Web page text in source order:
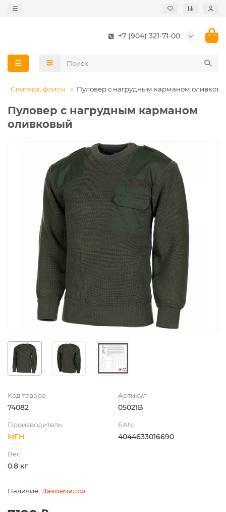
+7 (904) 321-71-00
Свитера, флисы Пуловер с нагрудным карманом
Пуловер с нагрудным карманом
оливковый
Код товара
74082
Артикул
05021B
Производитель
MFH
EAN
4044633016690
Вес
0.8 кг
Закончился